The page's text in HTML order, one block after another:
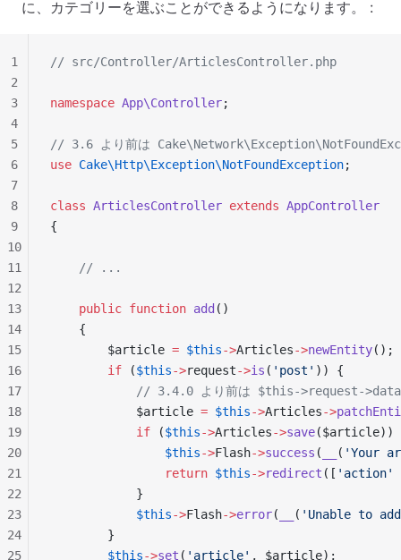
に、カテゴリーを選ぶことができるようになります。 :
// src/Controller/ArticlesController.php
namespace App\Controller;
// 3.6 より前は
use Cake\Http\Exception\NotFoundException;
class ArticlesController extends AppController
{
    // ...
    public
function add ()
    {
        $article
= $this->Articles->newEntity();
        if
($this->request->is ( 'post' )) {
// 3.4.0 より前は $this->request-
            $article
= $this->Articles->
            if
($this->Articles->save($article))
                $this
->Flash->success ( ( 'Your
                return
$this->redirect ([ 'action'
            }
            $this
->Flash->error( ( 'Unable to
        }
        $this
->set ( 'article' , $article);
1
2
3
4
5
6
7
8
9
10
11
12
13
14
15
16
17
18
19
20
21
22
23
24
25